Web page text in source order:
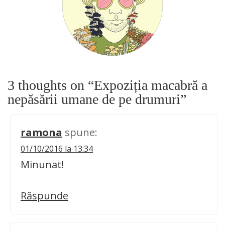
3 thoughts on “Expoziția macabră a
nepăsării umane de pe drumuri”
ramona spune:
01/10/2016 la 13:34
Minunat!
Răspunde